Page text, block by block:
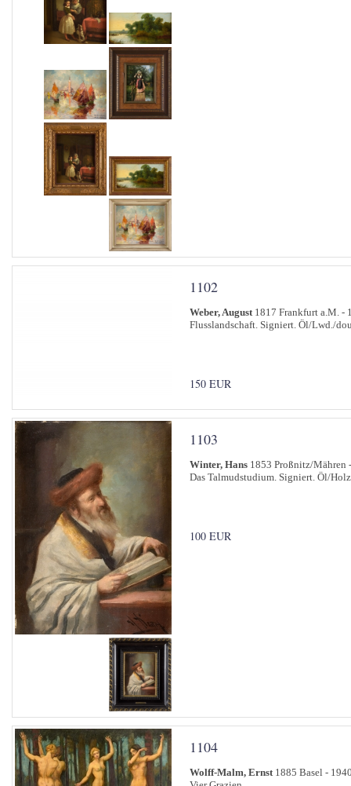
1102
Weber, August1817 Frankfurt a.M. -
Flusslandschaft. Signiert. Öl/Lwd./
150 EUR
1103
Winter, Hans 1853 Proßnitz/Mähren
Das Talmudstudium. Signiert. Öl/
100 EUR
1104
Wolff-Malm, Ernst1885 Basel -